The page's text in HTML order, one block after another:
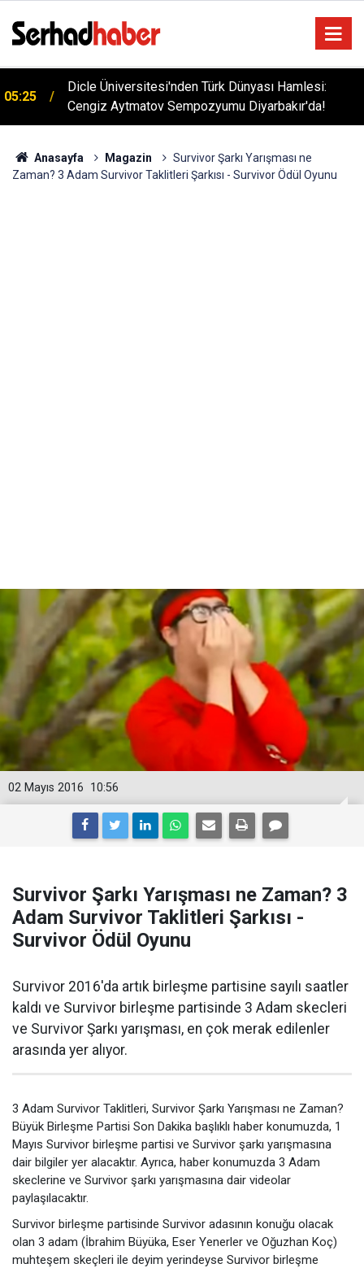
05:25
Dicle Üniversitesi'nden Türk Dünyası Hamlesi:
Cengiz Aytmatov Sempozyumu Diyarbakır'da!
Anasayfa Magazin
Survivor Şarkı Yarışması ne
Zaman? 3 Adam Survivor Taklitleri Şarkısı - Survivor Ödül Oyunu
10:56
02 Mayıs 2016
Survivor Şarkı Yarışması ne Zaman? 3
Adam Survivor Taklitleri Şarkısı -
Survivor Ödül Oyunu
Survivor 2016'da artık birleşme partisine sayılı saatler
kaldı ve Survivor birleşme partisinde 3 Adam skecleri
ve Survivor Şarkı yarışması, en çok merak edilenler
arasında yer alıyor.
3 Adam Survivor Taklitleri, Survivor Şarkı Yarışması ne Zaman?
Büyük Birleşme Partisi Son Dakika başlıklı haber konumuzda, 1
Mayıs Survivor birleşme partisi ve Survivor şarkı yarışmasına
dair bilgiler yer alacaktır. Ayrıca, haber konumuzda 3 Adam
skeclerine ve Survivor şarkı yarışmasına dair videolar
paylaşılacaktır.
Survivor birleşme partisinde Survivor adasının konuğu olacak
olan 3 adam (İbrahim Büyüka, Eser Yenerler ve Oğuzhan Koç)
muhteşem skeçleri ile deyim yerindeyse Survivor birleşme